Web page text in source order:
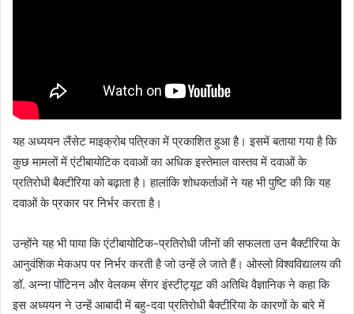
यह अध्ययन लैंसेट माइक्रोब पत्रिका में प्रकाशित हुआ है। इसमें बताया गया है कि
कुछ मामलों में एंटीबायोटिक दवाओं का अधिक इस्तेमाल वास्तव में दवाओं के
प्रतिरोधी बैक्टीरिया को बढ़ाता है। हालांकि शोधकर्ताओं ने यह भी पुष्टि की कि यह
दवाओं के प्रकार पर निर्भर करता है।
उन्होंने यह भी पाया कि एंटीबायोटिक-प्रतिरोधी जीनों की सफलता उन बैक्टीरिया के
आनुवंशिक मेकअप पर निर्भर करती है जो उन्हें ले जाते हैं। ओस्लो विश्वविद्यालय की
डॉ. अन्ना पोंटिनन और वेलकम सेंगर इंस्टीट्यूट की अतिथि वैज्ञानिक ने कहा कि
इस अध्ययन ने उन्हें आबादी में बहु-दवा प्रतिरोधी बैक्टीरिया के कारणों के बारे में